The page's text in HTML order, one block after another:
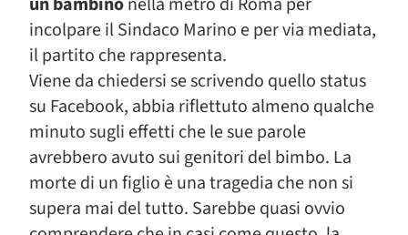
incolpare il Sindaco Marino e per via mediata,
il partito che rappresenta.
Viene da chiedersi se scrivendo quello status
su Facebook, abbia riflettuto almeno qualche
minuto sugli effetti che le sue parole
avrebbero avuto sui genitori del bimbo. La
morte di un figlio è una tragedia che non si
supera mai del tutto. Sarebbe quasi ovvio